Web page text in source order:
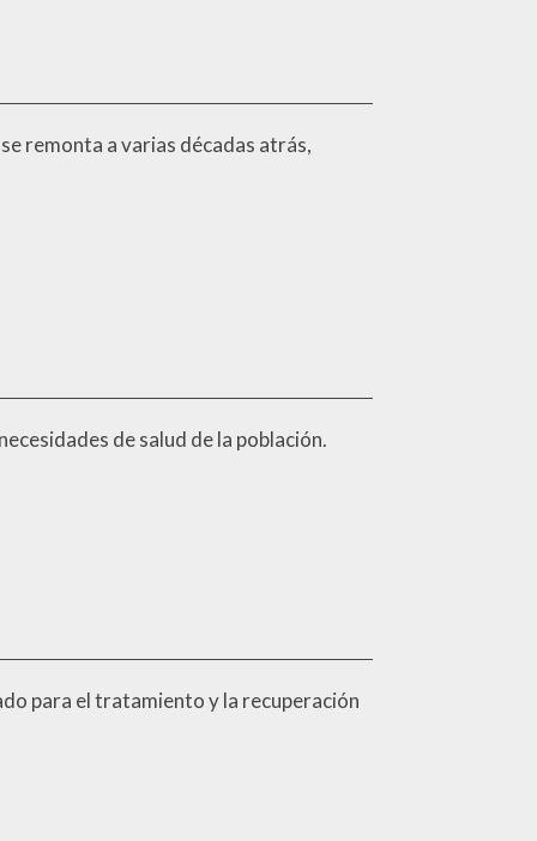
remonta a varias décadas atrás,
de salud de la población.
para el tratamiento y la recuperación